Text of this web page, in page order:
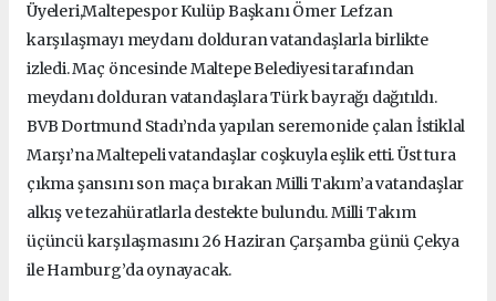
Üyeleri,Maltepespor Kulüp Başkanı Ömer Lefzan
karşılaşmayı meydanı dolduran vatandaşlarla birlikte
izledi. Maç öncesinde Maltepe Belediyesi tarafından
meydanı dolduran vatandaşlara Türk bayrağı dağıtıldı.
BVB Dortmund Stadı’nda yapılan seremonide çalan İstiklal
Marşı’na Maltepeli vatandaşlar coşkuyla eşlik etti. Üst tura
çıkma şansını son maça bırakan Milli Takım’a vatandaşlar
alkış ve tezahüratlarla destekte bulundu. Milli Takım
üçüncü karşılaşmasını 26 Haziran Çarşamba günü Çekya
ile Hamburg’da oynayacak.